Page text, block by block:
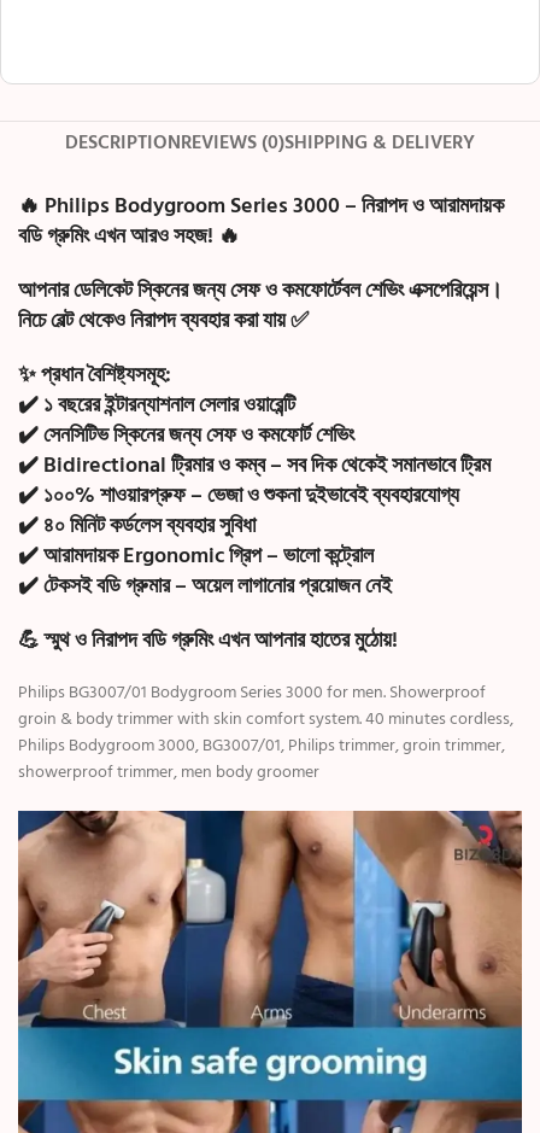
DESCRIPTIONREVIEWS (0)SHIPPING & DELIVERY
🔥 Philips Bodygroom Series 3000 – নিরাপদ ও আরামদায়ক
বডি গ্রুমিং এখন আরও সহজ! 🔥
আপনার ডেলিকেট স্কিনের জন্য সেফ ও কমফোর্টেবল শেভিং এক্সপেরিয়েন্স।
নিচে বেল্ট থেকেও নিরাপদ ব্যবহার করা যায় ✅
✨প্রধান বৈশিষ্ট্যসমূহ:
✔️ ১ বছরের ইন্টারন্যাশনাল সেলার ওয়ারেন্টি
✔️ সেনসিটিভ স্কিনের জন্য সেফ ও কমফোর্ট শেভিং
✔️ Bidirectional ট্রিমার ও কম্ব – সব দিক থেকেই সমানভাবে ট্রিম
✔️ ১০০% শাওয়ারপ্রুফ – ভেজা ও শুকনা দুইভাবেই ব্যবহারযোগ্য
✔️ ৪০ মিনিট কর্ডলেস ব্যবহার সুবিধা
✔️ আরামদায়ক Ergonomic গ্রিপ – ভালো কন্ট্রোল
✔️ টেকসই বডি গ্রুমার – অয়েল লাগানোর প্রয়োজন নেই
💪 স্মুথ ও নিরাপদ বডি গ্রুমিং এখন আপনার হাতের মুঠোয়!
Philips BG3007/01 Bodygroom Series 3000 for men. Showerproof
groin &body trimmer with skin comfort system. 40 minutes cordless,
Philips Bodygroom 3000, BG3007/01, Philips trimmer, groin trimmer,
showerproof trimmer, men body groomer